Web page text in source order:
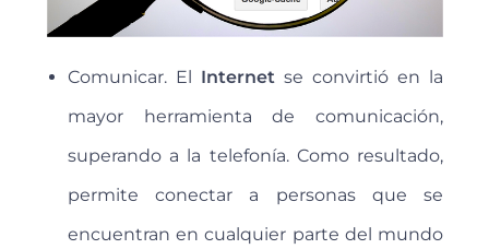
Comunicar. El Internet se convirtió en la
mayor herramienta de comunicación,
superando a la telefonía. Como resultado,
permite conectar a personas que se
encuentran en cualquier parte del mundo